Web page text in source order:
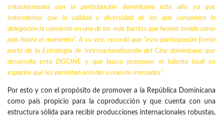
entusiasmados con la participación dominicana este año ya que
entendemos que la calidad y diversidad de los que componen la
delegación la convierte en una de las más fuertes que hemos tenido como
país hasta el momento”. A su vez, recordó que “esta participación forma
parte de la Estrategia de Internacionalización del Cine dominicano que
desarrolla esta DGCINE y que busca promover el talento local en
espacios que les permitan acceder a nuevos mercados”.
Por esto y con el propósito de promover a la República Dominicana
como país propicio para la coproducción y que cuenta con una
estructura sólida para recibir producciones internacionales robustas,